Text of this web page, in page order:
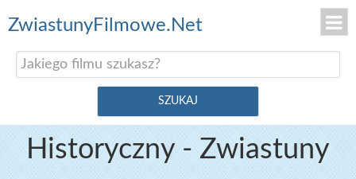
ZwiastunyFilmowe.Net
Historyczny - Zwiastuny